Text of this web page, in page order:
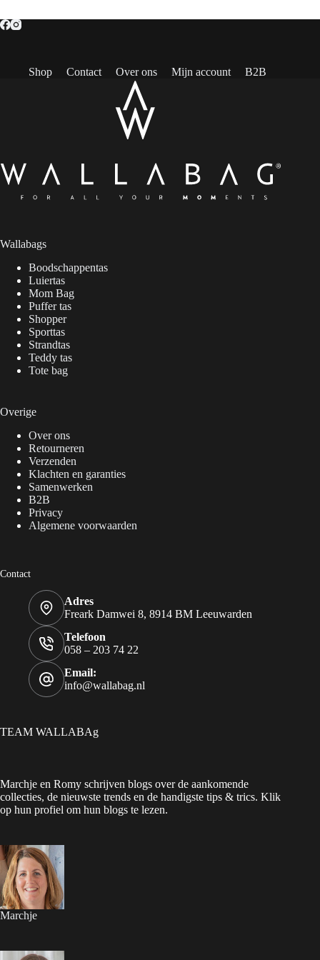
Shop Contact Over ons Mijn account B2B
Wallabags
Boodschappentas
Luiertas
Mom Bag
Puffer tas
Shopper
Sporttas
Strandtas
Teddy tas
Tote bag
Overige
Over ons
Retourneren
Verzenden
Klachten en garanties
Samenwerken
B2B
Privacy
Algemene voorwaarden
Contact
Adres
Freark Damwei 8, 8914 BM Leeuwarden
Telefoon
058 – 203 74 22
Email:
info@wallabag.nl
TEAM WALLABAg
Marchje en Romy schrijven blogs over de aankomende
collecties, de nieuwste trends en de handigste tips & trics. Klik
op hun profiel om hun blogs te lezen.
Marchje